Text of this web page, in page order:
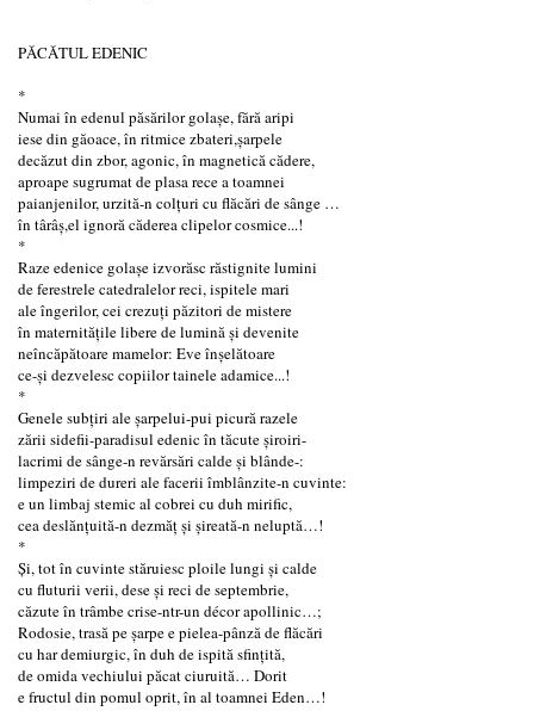
PĂCĂTUL EDENIC
*
Numai în edenul păsărilor golașe, fără aripi
iese din găoace, în ritmice zbateri,șarpele
decăzut din zbor, agonic, în magnetică cădere,
aproape sugrumat de plasa rece a toamnei
paianjenilor, urzită-n colțuri cu flăcări de sânge …
în târâș,el ignoră căderea clipelor cosmice...!
*
Raze edenice golaşe izvorăsc răstignite lumini
de ferestrele catedralelor reci, ispitele mari
ale îngerilor, cei crezuți păzitori de mistere
în maternităţile libere de lumină și devenite
neîncăpătoare mamelor: Eve înșelătoare
ce-și dezvelesc copiilor tainele adamice...!
*
Genele subțiri ale șarpelui-pui picură razele
zării sidefii-paradisul edenic în tăcute șiroiri-
lacrimi de sânge-n revărsări calde și blânde-:
limpeziri de dureri ale facerii îmblânzite-n cuvinte:
e un limbaj stemic al cobrei cu duh mirific,
cea deslănțuită-n dezmăț și șireată-n neluptă…!
*
Și, tot în cuvinte stăruiesc ploile lungi şi calde
cu fluturii verii, dese și reci de septembrie,
căzute în trâmbe crise-ntr-un décor apollinic…;
Rodosie, trasă pe șarpe e pielea-pânză de flăcări
cu har demiurgic, în duh de ispită sfințită,
de omida vechiului păcat ciuruită… Dorit
e fructul din pomul oprit, în al toamnei Eden…!